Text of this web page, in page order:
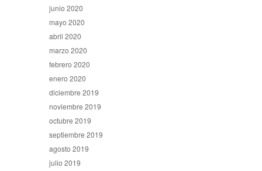
junio 2020
mayo 2020
abril 2020
marzo 2020
febrero 2020
enero 2020
diciembre 2019
noviembre 2019
octubre 2019
septiembre 2019
agosto 2019
julio 2019